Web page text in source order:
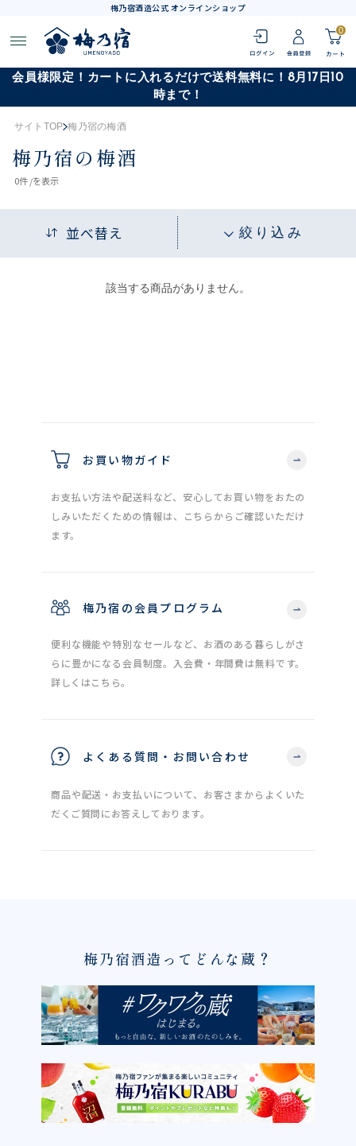
梅乃宿酒造公式 オンラインショップ
0
会員様限定！カートに入れるだけで送料無料に！8月17日10
時まで！
サイトTOP 梅乃宿の梅酒
梅乃宿の梅酒
0件 /を表示
並べ替え 絞り込み
該当する商品がありません。
お買い物ガイド
お支払い方法や配送料など、安心してお買い物をおたの
しみいただくための情報は、こちらからご確認いただけ
ます。
梅乃宿の会員プログラム
便利な機能や特別なセールなど、お酒のある暮らしがさ
らに豊かになる会員制度。入会費・年間費は無料です。
詳しくはこちら。
よくある質問・お問い合わせ
商品や配送・お支払いについて、お客さまからよくいた
だくご質問にお答えしております。
梅乃宿酒造ってどんな蔵？